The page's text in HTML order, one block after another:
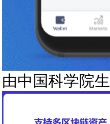
由中国科学院